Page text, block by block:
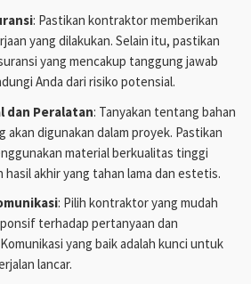
: Pastikan kontraktor memberikan
yang dilakukan. Selain itu, pastikan
yang mencakup tanggung jawab
Anda dari risiko potensial.
dan Peralatan: Tanyakan tentang bahan
akan digunakan dalam proyek. Pastikan
material berkualitas tinggi
akhir yang tahan lama dan estetis.
: Pilih kontraktor yang mudah
terhadap pertanyaan dan
yang baik adalah kunci untuk
lancar.